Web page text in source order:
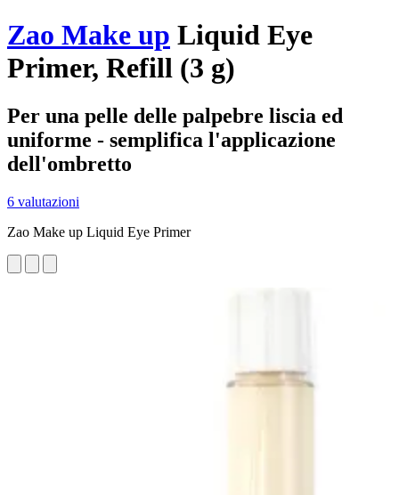
Zao Make up Liquid Eye
Primer, Refill (3 g)
Per una pelle delle palpebre liscia ed
uniforme - semplifica l'applicazione
dell'ombretto
6 valutazioni
Zao Make up Liquid Eye Primer